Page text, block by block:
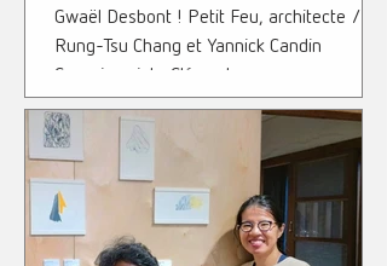
Gwaël Desbont ! Petit Feu, architecte /
Rung-Tsu Chang et Yannick Candin
Commissariat : Clément...